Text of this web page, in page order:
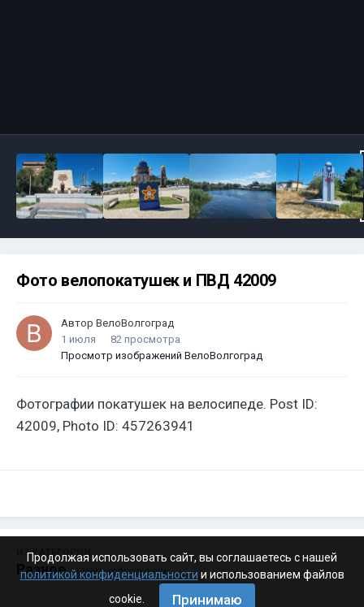
Фото велопокатушек и ПВД 42009
Автор ВелоВолгоград
1 июля
82 просмотра
Просмотр изображений ВелоВолгоград
Фотографии покатушек на велосипеде. Post ID:
42009, Photo ID: 457263941
ИЗ КАТЕГОРИИ:
Разное · 4 199 изображений
Продолжая использовать сайт, вы соглашаетесь с нашей
политикой конфиденциальности и использованием файлов
cookie.
Принимаю